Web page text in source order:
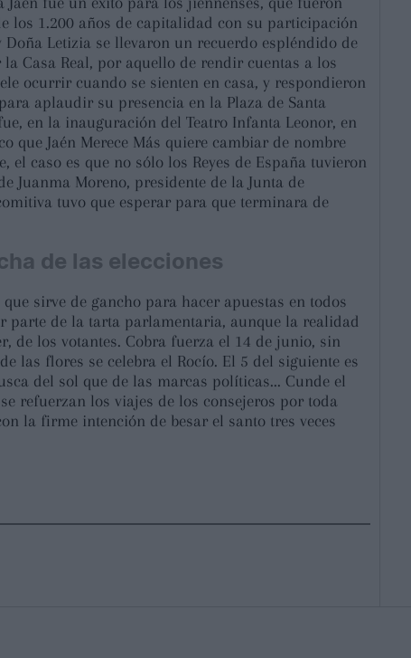
los 1.200 años de capitalidad con su participación
Letizia se llevaron un recuerdo espléndido de
Casa Real, por aquello de rendir cuentas a los
ocurrir cuando se sienten en casa, y respondieron
aplaudir su presencia en la Plaza de Santa
en la inauguración del Teatro Infanta Leonor, en
que Jaén Merece Más quiere cambiar de nombre
caso es que no sólo los Reyes de España tuvieron
Juanma Moreno, presidente de la Junta de
tuvo que esperar para que terminara de
de las elecciones
sirve de gancho para hacer apuestas en todos
parte de la tarta parlamentaria, aunque la realidad
de los votantes. Cobra fuerza el 14 de junio, sin
las flores se celebra el Rocío. El 5 del siguiente es
del sol que de las marcas políticas... Cunde el
refuerzan los viajes de los consejeros por toda
la firme intención de besar el santo tres veces